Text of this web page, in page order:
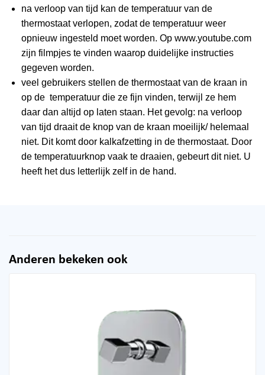
na verloop van tijd kan de temperatuur van de
thermostaat verlopen, zodat de temperatuur weer
opnieuw ingesteld moet worden. Op www.youtube.com
zijn filmpjes te vinden waarop duidelijke instructies
gegeven worden.
veel gebruikers stellen de thermostaat van de kraan in
op de temperatuur die ze fijn vinden, terwijl ze hem
daar dan altijd op laten staan. Het gevolg: na verloop
van tijd draait de knop van de kraan moeilijk/ helemaal
niet. Dit komt door kalkafzetting in de thermostaat. Door
de temperatuurknop vaak te draaien, gebeurt dit niet. U
heeft het dus letterlijk zelf in de hand.
Anderen bekeken ook